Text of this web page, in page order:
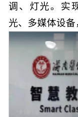
调、灯光。实
光、多媒体设备